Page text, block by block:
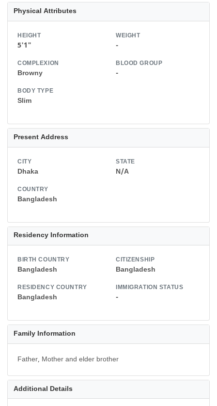
Physical Attributes
HEIGHT
5'1"
WEIGHT
-
COMPLEXION
Browny
BLOOD GROUP
-
BODY TYPE
Slim
Present Address
CITY
Dhaka
STATE
N/A
COUNTRY
Bangladesh
Residency Information
BIRTH COUNTRY
Bangladesh
CITIZENSHIP
Bangladesh
RESIDENCY COUNTRY
Bangladesh
IMMIGRATION STATUS
-
Family Information
Father, Mother and elder brother
Additional Details